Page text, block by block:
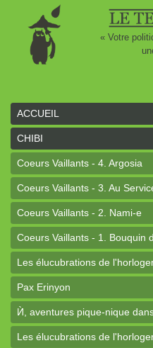
« Votre
ACCUEIL
CHIBI
Coeurs Vaillants - 4. Argosia
Coeurs Vaillants - 3. Au
Coeurs Vaillants - 2. Nami-e
Coeurs Vaillants - 1. Bouquin
Les élucubrations de
Pax Erinyon
Ѝ, aventures pique-nique
Les élucubrations de